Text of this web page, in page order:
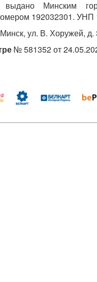
выдано Минским
192032301. УНП
ул. В. Хоружей, д.
№ 581352 от